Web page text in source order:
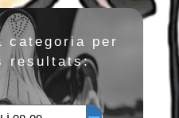
categoria per
resultats: